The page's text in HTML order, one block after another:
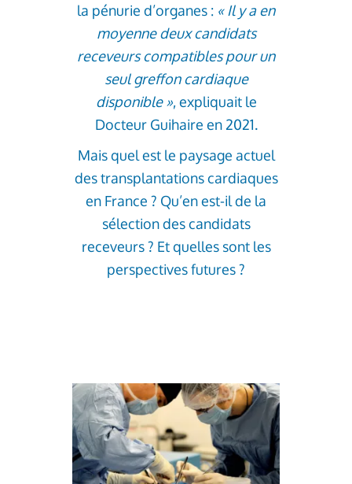
la pénurie d’organes : « Il y a en
moyenne deux candidats
receveurs compatibles pour un
seul greffon cardiaque
disponible », expliquait le
Docteur Guihaire en 2021.
Mais quel est le paysage actuel
des transplantations cardiaques
en France ? Qu’en est-il de la
sélection des candidats
receveurs ? Et quelles sont les
perspectives futures ?